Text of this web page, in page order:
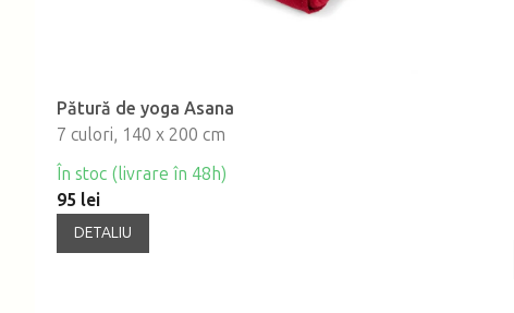
Pătură de yoga Asana
7 culori, 140 x 200 cm
În stoc (livrare în 48h)
95 lei
DETALIU